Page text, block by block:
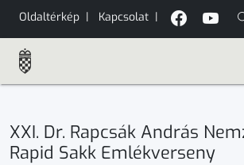
Oldaltérkép | Kapcsolat |
XXI. Dr. Rapcsák András
Rapid Sakk Emlékverseny